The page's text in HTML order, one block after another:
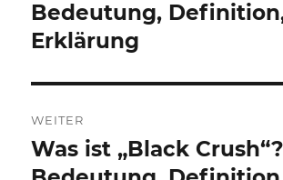
Beitrag:
Bedeutung,
Erklärung
WEITER
Nächster
Beitrag:
Was ist „Black Crush“?